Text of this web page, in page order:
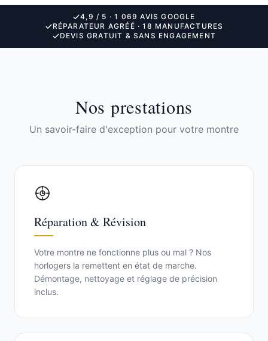
4,9 / 5 · 1 069 AVIS GOOGLE
RÉPARATEUR AGRÉÉ · 18 MANUFACTURES
DEVIS GRATUIT & SANS ENGAGEMENT
Nos prestations
Un savoir-faire d'exception pour votre montre
Réparation & Révision
Votre montre ne fonctionne plus ou mal ? Nos
horlogers la remettent en état de marche.
Démontage, nettoyage et réglage de précision
inclus.